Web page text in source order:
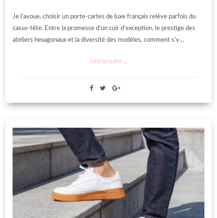
Je l’avoue, choisir un porte-cartes de luxe français relève parfois du
casse-tête. Entre la promesse d’un cuir d’exception, le prestige des
ateliers hexagonaux et la diversité des modèles, comment s’y…
Lire la suite ...